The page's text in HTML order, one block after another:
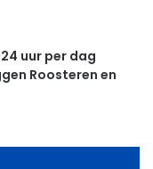
uur per dag
Roosteren en